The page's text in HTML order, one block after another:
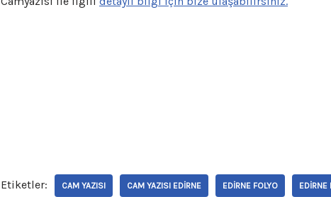
Etiketler: CAM YAZISI CAM YAZISI EDIRNE EDIRNE FOLYO EDIRNE